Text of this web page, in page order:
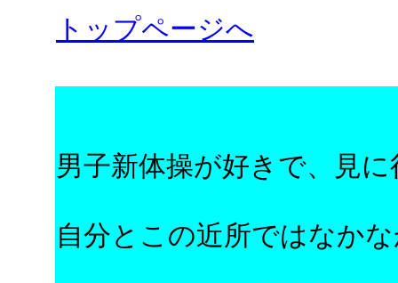
トップページへ
男子新体操が好きで、見
自分とこの近所ではなか